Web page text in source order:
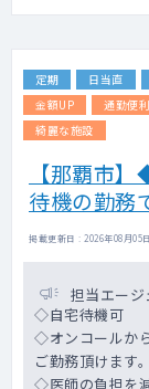
定期 日当直
金額UP
通勤便利
綺麗な施設
【那覇市
待機の勤務
掲載更新日 : 2026年08月
担当エージ
◇自宅待機可
◇オンコールか
ご勤務頂けます。
◇医師の負担を